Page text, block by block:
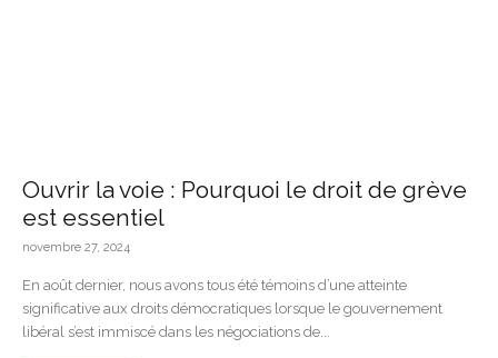
Ouvrir la voie : Pourquoi le droit de grève
est essentiel
novembre 27, 2024
En août dernier, nous avons tous été témoins d’une atteinte
significative aux droits démocratiques lorsque le gouvernement
libéral s’est immiscé dans les négociations de...